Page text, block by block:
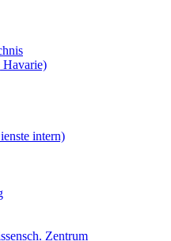
intern)
Zentrum